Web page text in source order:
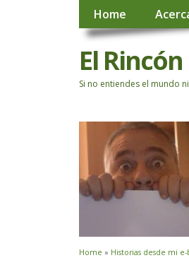
Home
El
Si no entiendes el mundo
Home » Historias desde mi